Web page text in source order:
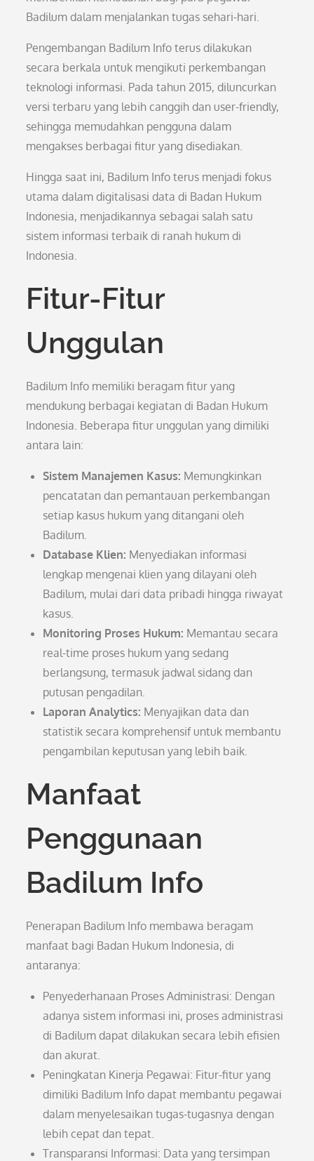
Badilum dalam menjalankan tugas sehari-hari.
Pengembangan Badilum Info terus dilakukan
secara berkala untuk mengikuti perkembangan
teknologi informasi. Pada tahun 2015, diluncurkan
versi terbaru yang lebih canggih dan user-friendly,
sehingga memudahkan pengguna dalam
mengakses berbagai fitur yang disediakan.
Hingga saat ini, Badilum Info terus menjadi fokus
utama dalam digitalisasi data di Badan Hukum
Indonesia, menjadikannya sebagai salah satu
sistem informasi terbaik di ranah hukum di
Indonesia.
Fitur-Fitur
Unggulan
Badilum Info memiliki beragam fitur yang
mendukung berbagai kegiatan di Badan Hukum
Indonesia. Beberapa fitur unggulan yang dimiliki
antara lain:
Sistem Manajemen Kasus: Memungkinkan
pencatatan dan pemantauan perkembangan
setiap kasus hukum yang ditangani oleh
Badilum.
Database Klien: Menyediakan informasi
lengkap mengenai klien yang dilayani oleh
Badilum, mulai dari data pribadi hingga riwayat
kasus.
Monitoring Proses Hukum: Memantau secara
real-time proses hukum yang sedang
berlangsung, termasuk jadwal sidang dan
putusan pengadilan.
Laporan Analytics: Menyajikan data dan
statistik secara komprehensif untuk membantu
pengambilan keputusan yang lebih baik.
Manfaat
Penggunaan
Badilum Info
Penerapan Badilum Info membawa beragam
manfaat bagi Badan Hukum Indonesia, di
antaranya:
Penyederhanaan Proses Administrasi: Dengan
adanya sistem informasi ini, proses administrasi
di Badilum dapat dilakukan secara lebih efisien
dan akurat.
Peningkatan Kinerja Pegawai: Fitur-fitur yang
dimiliki Badilum Info dapat membantu pegawai
dalam menyelesaikan tugas-tugasnya dengan
lebih cepat dan tepat.
Transparansi Informasi: Data yang tersimpan